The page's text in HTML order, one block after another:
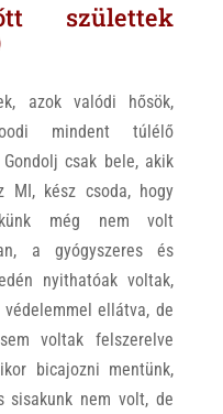
születtek
azok valódi hősök,
mindent túlélő
csak bele, akik
MI, kész csoda, hogy
még nem volt
a gyógyszeres és
nyithatóak voltak,
ellátva, de
voltak felszerelve
bicajozni mentünk,
sisakunk nem volt, de